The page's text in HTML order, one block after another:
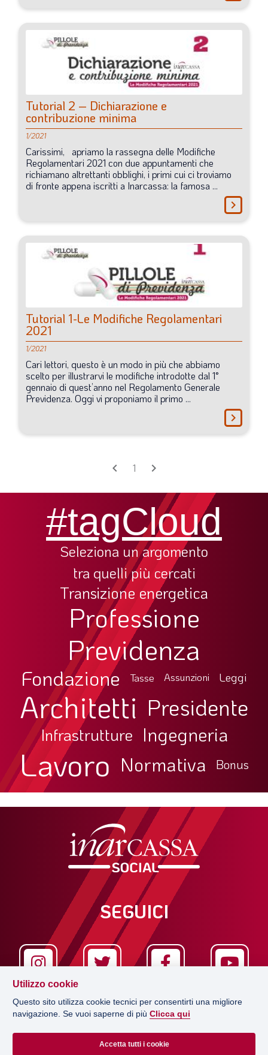
Tutorial 2 – Dichiarazione e
contribuzione minima
1/2021
Carissimi, apriamo la rassegna delle Modifiche
Regolamentari 2021 con due appuntamenti che
richiamano altrettanti obblighi, i primi cui ci troviamo
di fronte appena iscritti a Inarcassa: la famosa ...
chevron_right
Tutorial 1-Le Modifiche Regolamentari
2021
1/2021
Cari lettori, questo è un modo in più che abbiamo
scelto perillustrarvi le modifiche introdotte dal 1°
gennaio di quest’anno nel Regolamento Generale
Previdenza. Oggi vi proponiamo il primo ...
chevron_right
chevron_left 1 chevron_right
#tagCloud
Seleziona un argomento
tra quelli più cercati
Transizione energetica
Professione
Previdenza
Fondazione Tasse Assunzioni Leggi
Architetti Presidente
Infrastrutture Ingegneria
Lavoro Normativa Bonus
SEGUICI
EDITRICE
Utilizzo cookie
Questo sito utilizza cookie tecnici per consentirti una migliore
navigazione. Se vuoi saperne di più Clicca qui
Accetta tutti i cookie